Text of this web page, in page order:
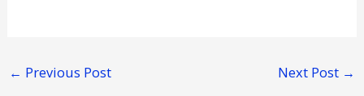
← Previous Post Next Post →